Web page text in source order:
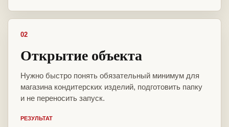
02
Открытие объекта
Нужно быстро понять обязательный минимум для
магазина кондитерских изделий, подготовить папку
и не переносить запуск.
РЕЗУЛЬТАТ